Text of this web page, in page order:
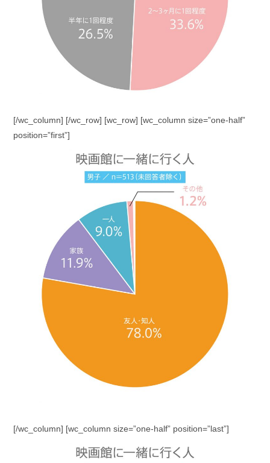
[/wc_column] [/wc_row] [wc_row] [wc_column size=”one-half”
position=”first”]
[/wc_column] [wc_column size=”one-half” position=”last”]